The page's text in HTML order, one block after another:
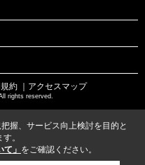
約 ｜アクセスマップ
rights reserved.
握、サービス向上検討を目的と
。
」 をご確認ください。